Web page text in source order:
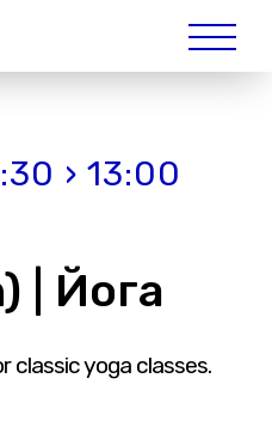
› 13:00
| Йога
classic yoga classes.